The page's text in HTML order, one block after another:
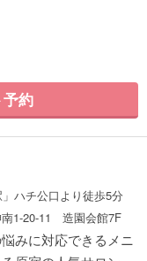
約
ハチ公口より徒歩5分
1-20-11 造園会館7F
みに対応できるメニ